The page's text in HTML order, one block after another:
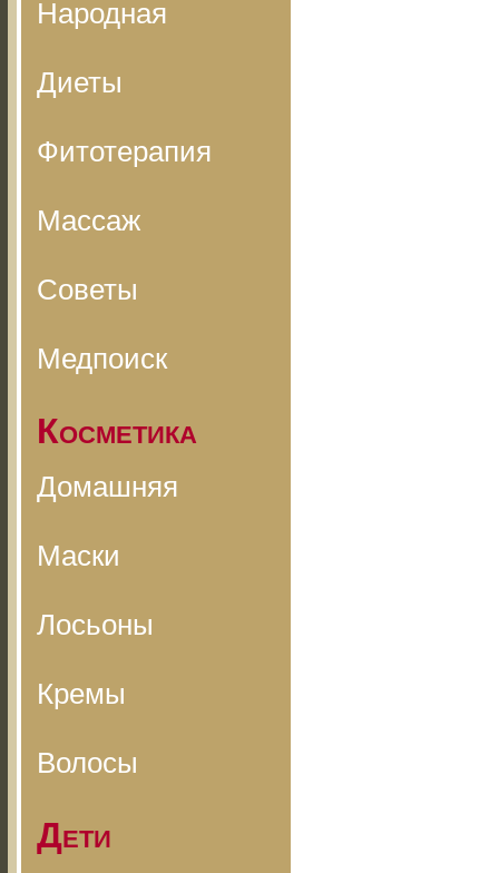
Народная
Диеты
Фитотерапия
Массаж
Советы
Медпоиск
Косметика
Домашняя
Маски
Лосьоны
Кремы
Волосы
Дети